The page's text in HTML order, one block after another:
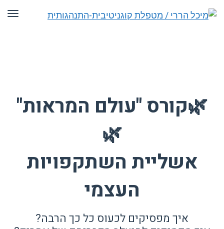
🌿קורס "עולם המראות"
🌿
אשליית השתקפויות
העצמי
איך מפסיקים לכעוס כל כך הרבה?